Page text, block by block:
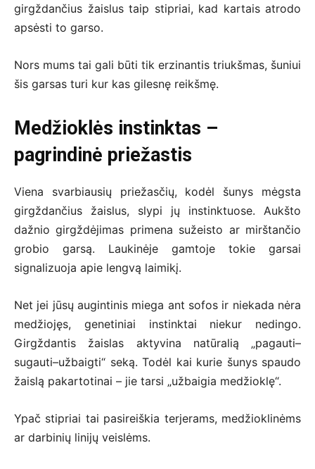
girgždančius žaislus taip stipriai, kad kartais atrodo
apsėsti to garso.
Nors mums tai gali būti tik erzinantis triukšmas, šuniui
šis garsas turi kur kas gilesnę reikšmę.
Medžioklės instinktas –
pagrindinė priežastis
Viena svarbiausių priežasčių, kodėl šunys mėgsta
girgždančius žaislus, slypi jų instinktuose. Aukšto
dažnio girgždėjimas primena sužeisto ar mirštančio
grobio garsą. Laukinėje gamtoje tokie garsai
signalizuoja apie lengvą laimikį.
Net jei jūsų augintinis miega ant sofos ir niekada nėra
medžiojęs, genetiniai instinktai niekur nedingo.
Girgždantis žaislas aktyvina natūralią „pagauti–
sugauti–užbaigti“ seką. Todėl kai kurie šunys spaudo
žaislą pakartotinai – jie tarsi „užbaigia medžioklę“.
Ypač stipriai tai pasireiškia terjerams, medžioklinėms
ar darbinių linijų veislėms.